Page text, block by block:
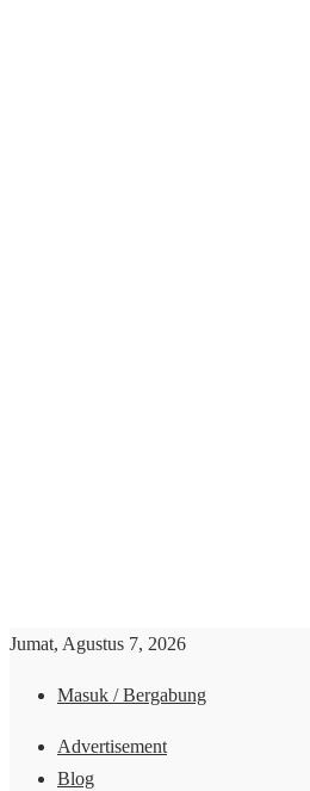
Jumat, Agustus 7, 2026
Masuk / Bergabung
Advertisement
Blog